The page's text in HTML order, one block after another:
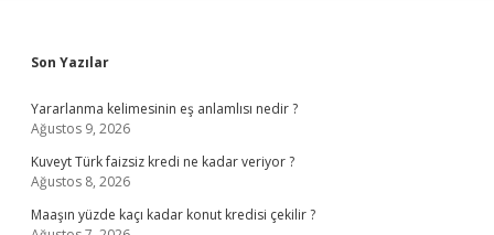
Sidebar
Son Yazılar
Yararlanma kelimesinin eş anlamlısı nedir ?
Ağustos 9, 2026
Kuveyt Türk faizsiz kredi ne kadar veriyor ?
Ağustos 8, 2026
Maaşın yüzde kaçı kadar konut kredisi çekilir ?